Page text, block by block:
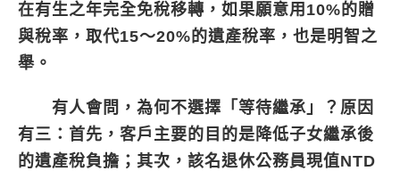
在有生之年完全免稅移轉，如果願意用10%的贈
與稅率，取代15～20%的遺產稅率，也是明智之
舉。
有人會問，為何不選擇「等待繼承」？原因
有三：首先，客戶主要的目的是降低子女繼承後
的遺產稅負擔；其次，該名退休公務員現值NTD